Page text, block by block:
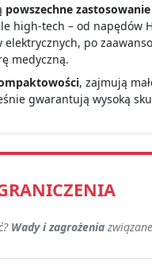
powszechne zastosowanie
high-tech – od napędów
elektrycznych, po
medyczną.
, zajmują
gwarantują wysoką
Wady i zagrożenia